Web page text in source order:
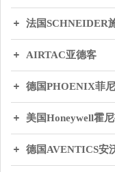
法国SCHNEIDER
AIRTAC亚德客
德国PHOENIX菲
美国Honeywell霍
德国AVENTICS安